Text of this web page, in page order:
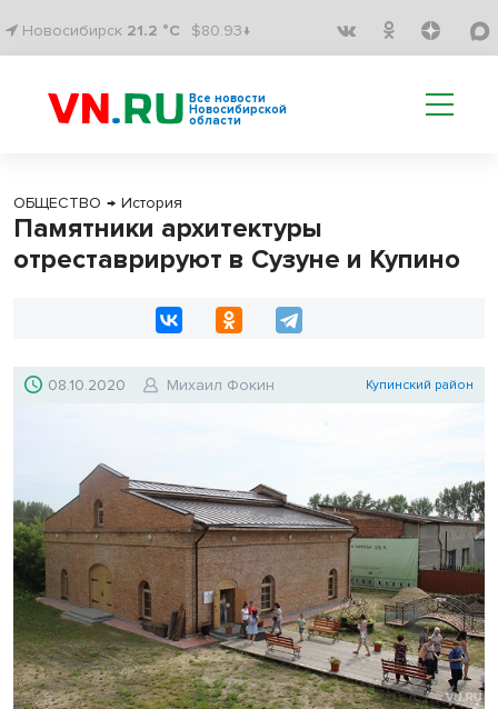
Новосибирск 21.2 °C $80.93↓
Все новости
Новосибирской
области
ОБЩЕСТВО → История
Памятники архитектуры
отреставрируют в Сузуне и Купино
08.10.2020 Михаил Фокин Купинский район